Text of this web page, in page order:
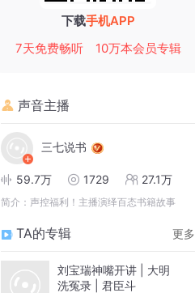
下载手机APP
7天免费畅听
10万本会员专辑
声音主播
三七说书
59.7万 1729 27.1万
简介： 声控福利！主播演绎百态书籍故事
TA的专辑 更多
刘宝瑞神嘴开讲 | 大明
洗冤录 | 君臣斗